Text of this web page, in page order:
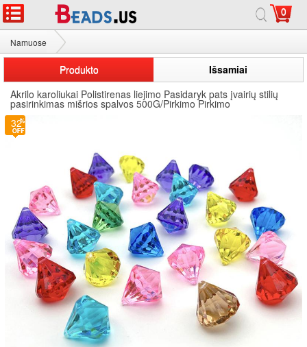
0
Namuose
Akrilo karoliukaiProdukto
Išsamiai
Akrilo karoliukai Polistirenas liejimo Pasidaryk pats įvairių stilių
pasirinkimas mišrios spalvos 500G/Pirkimo Pirkimo